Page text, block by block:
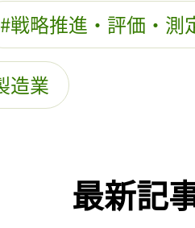
戦略推進・評価・測
造業
最新記